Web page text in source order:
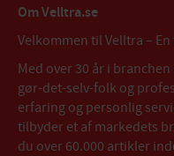
Om Velltra.se
Velkommen til Velltra –
Med over 30 år i
gør-det-selv-folk og
erfaring og personlig
tilbyder et af markedets
du over 60.000 artikler